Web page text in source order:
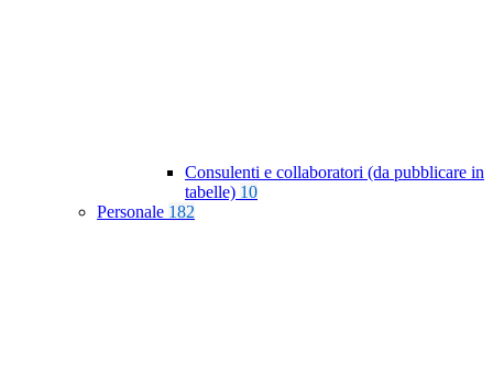
Consulenti e collaboratori (da pubblicare in
tabelle) 10
Personale 182